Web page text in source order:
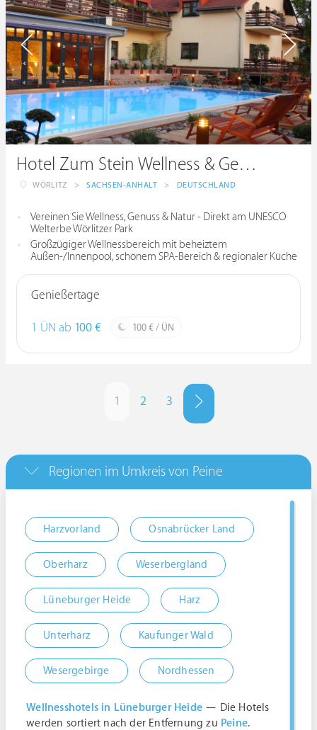
Hotel Zum Stein Wellness & Genuss Resort
WÖRLITZ > SACHSEN-ANHALT > DEUTSCHLAND
Vereinen Sie Wellness, Genuss & Natur - Direkt am UNESCO
Welterbe Wörlitzer Park
Großzügiger Wellnessbereich mit beheiztem
Außen-/Innenpool, schönem SPA-Bereich & regionaler Küche
Genießertage
1 ÜN ab 100 € 100 € / ÜN
1 2 3
Regionen im Umkreis von Peine
Harzvorland Osnabrücker Land
Oberharz Weserbergland
Lüneburger Heide Harz
Unterharz Kaufunger Wald
Wesergebirge Nordhessen
Wellnesshotels in Lüneburger Heide — Die Hotels
werden sortiert nach der Entfernung zu Peine.